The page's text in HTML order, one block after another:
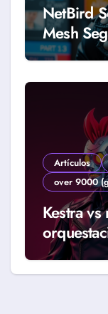
NetBird
Mesh
2026)
Artículos
over 9000
Kestra